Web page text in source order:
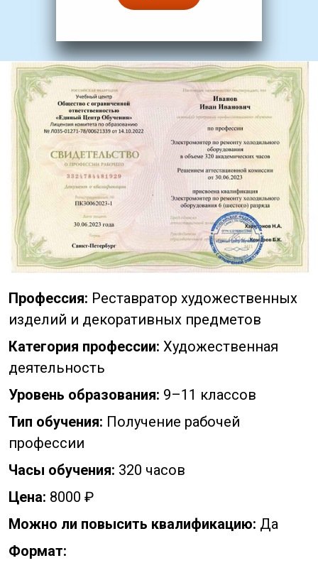
Профессия: Реставратор художественных
изделий и декоративных предметов
Категория профессии: Художественная
деятельность
Уровень образования: 9–11 классов
Тип обучения: Получение рабочей
профессии
Часы обучения: 320 часов
Цена: 8000 ₽
Можно ли повысить квалификацию: Да
Формат: